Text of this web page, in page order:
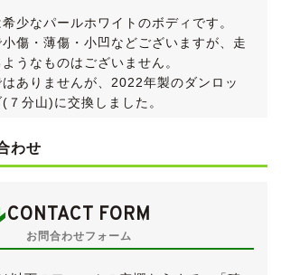
少なパールホワイトのボディです。
傷・薄傷・小凹などございますが、走
うなものはございません。
はありませんが、2022年製のダンロッ
７分山)に交換しました。
使用感ございますが、ルームクリーニ
ニング、さらに業務用除菌消臭スチーム
わせ
CONTACT FORM
お問合わせフォーム